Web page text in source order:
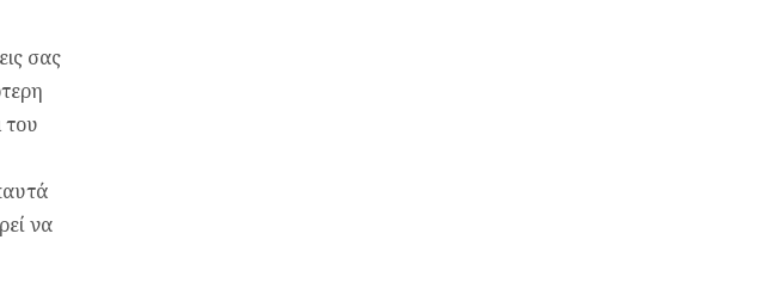
σας
του
να